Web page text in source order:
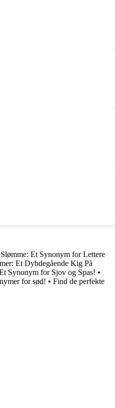
Slømme: Et Synonym for Lettere
Et Dybdegående Kig På
Synonym for Sjov og Spas! •
for sød! • Find de perfekte